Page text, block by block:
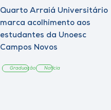
Quarto Arraiá Universitário
marca acolhimento aos
estudantes da Unoesc
Campos Novos
Graduação Notícia